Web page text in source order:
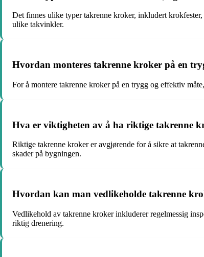
Det finnes ulike typer takrenne kroker, inkludert
ulike takvinkler.
Hvordan monteres takrenne kroker på en
For å montere takrenne kroker på en trygg og effektiv
Hva er viktigheten av å ha riktige takrenne
Riktige takrenne kroker er avgjørende for å sikre at
skader på bygningen.
Hvordan kan man vedlikeholde takrenne
Vedlikehold av takrenne kroker inkluderer regelmessig
riktig drenering.